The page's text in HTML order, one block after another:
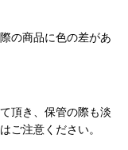
の商品に色の差があ
頂き、保管の際も淡
ご注意ください。